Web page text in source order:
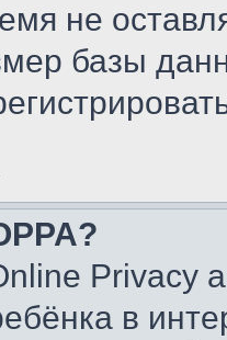
не
базы
Privacy
в